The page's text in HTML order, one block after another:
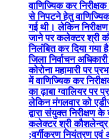
वाणिज्यिक कर
से निपटने हेतु
गई थी। लेकिन
जाने पर कलेक्टर श्री
निलंबित कर दिया गया
जिला निर्वाचन
कोरोना महामारी पर
में वाणिज्यिक कर
का ढ़ाबा ग्वालियर पर
लेकिन मंगलवार को
द्वारा संयुक्त निरीक्षण
कलेक्टर श्री कौशलेन्द्र
;वर्गीकरण नियंत्रण एवं